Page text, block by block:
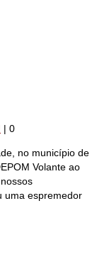
| 0
no município de
Volante ao
uma espremedor